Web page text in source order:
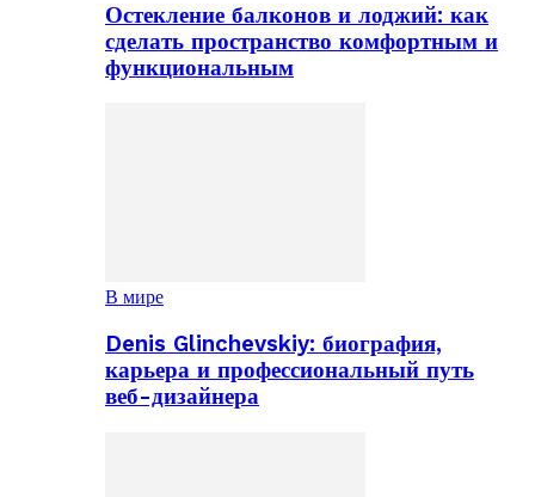
Остекление балконов и лоджий: как
сделать пространство комфортным и
функциональным
В мире
Denis Glinchevskiy: биография,
карьера и профессиональный путь
веб-дизайнера